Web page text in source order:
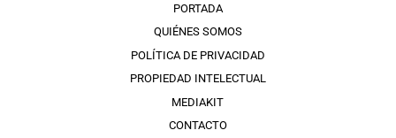
PORTADA
QUIÉNES SOMOS
POLÍTICA DE PRIVACIDAD
PROPIEDAD INTELECTUAL
MEDIAKIT
CONTACTO